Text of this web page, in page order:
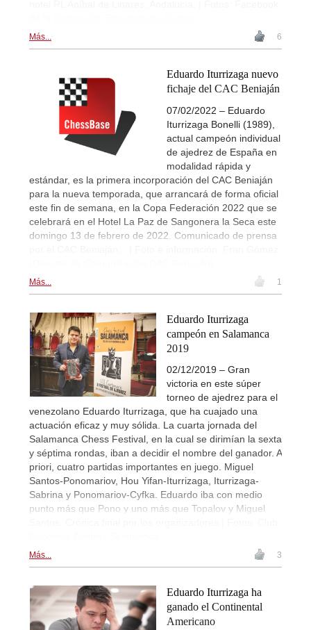
Más... 6
Eduardo Iturrizaga nuevo
fichaje del CAC Beniaján
07/02/2022 – Eduardo
Iturrizaga Bonelli (1989),
actual campeón individual
de ajedrez de España en
modalidad rápida y
estándar, es la primera incorporación del CAC Beniaján
para la nueva temporada, que arrancará de forma oficial
este fin de semana, en la Copa Federación 2022 que se
celebrará en el Hotel La Paz de Sangonera la Seca este
domingo 13 de febrero de 2022. Comunicado de prensa
Más... 1
Eduardo Iturrizaga
campeón en Salamanca
2019
02/12/2019 – Gran
victoria en este súper
torneo de ajedrez para el
venezolano Eduardo Iturrizaga, que ha cuajado una
actuación eficaz y muy sólida. La cuarta jornada del
Salamanca Chess Festival, en la cual se dirimían la sexta
y séptima rondas, iban a decidir el nombre del ganador. A
priori, cuatro partidas importantes en juego. Miguel
Santos-Ponomariov, Hou Yifan-Iturrizaga, Iturrizaga-
Sabrina y Ponomariov-Cyfka. Eduardo iba con medio
punto más que Pono y uno más que Topalov y Miguel
Más... 3
Eduardo Iturrizaga ha
ganado el Continental
Americano